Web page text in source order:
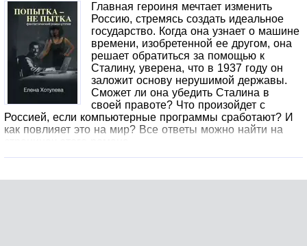
Главная героиня мечтает изменить
Россию, стремясь создать идеальное
государство. Когда она узнает о машине
времени, изобретенной ее другом, она
решает обратиться за помощью к
Сталину, уверена, что в 1937 году он
заложит основу нерушимой державы.
Сможет ли она убедить Сталина в
своей правоте? Что произойдет с
Россией, если компьютерные программы сработают? И
как повлияет это на мир? Все ответы можно найти на